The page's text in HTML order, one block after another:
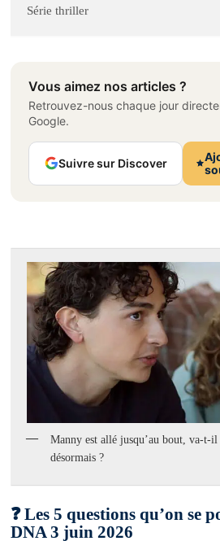
Série thriller
Vous aimez nos articles ?
Retrouvez-nous chaque jour
Google.
Suivre sur Discover
Manny est allé jusqu’au bout, va-t-
désormais ?
❓ Les 5 questions qu’on se
DNA 3 juin 2026